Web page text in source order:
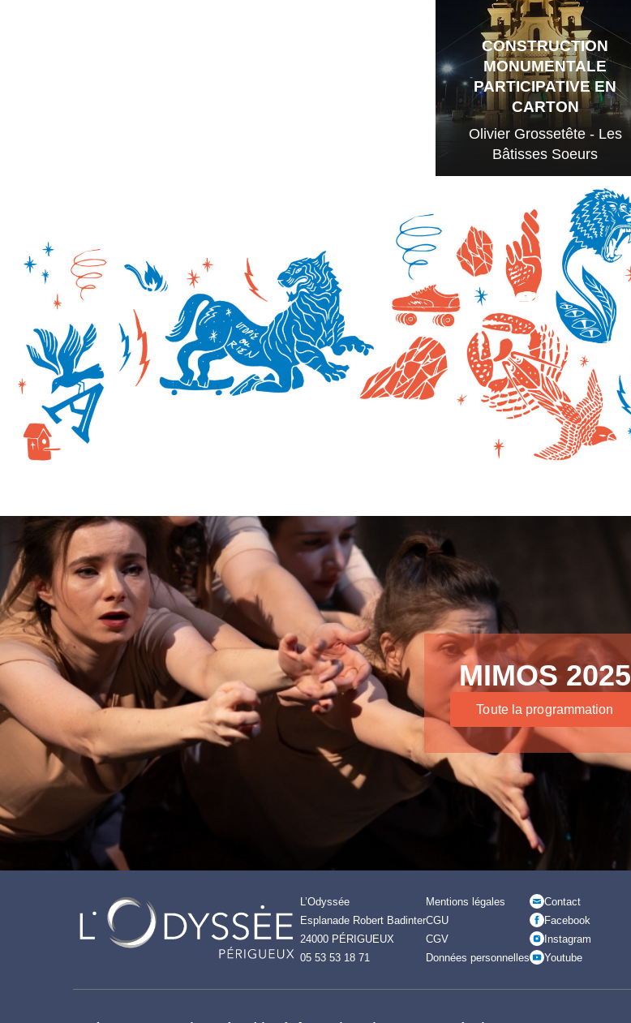
CONSTRUCTION
MONUMENTALE
PARTICIPATIVE EN
CARTON
Olivier Grossetête - Les
Bâtisses Soeurs
MIMOS 2025
Toute la programmation
L’Odyssée
Esplanade Robert Badinter
24000 PÉRIGUEUX
05 53 53 18 71
Mentions légales
CGU
CGV
Données personnelles
Contact
Facebook
Instagram
Youtube